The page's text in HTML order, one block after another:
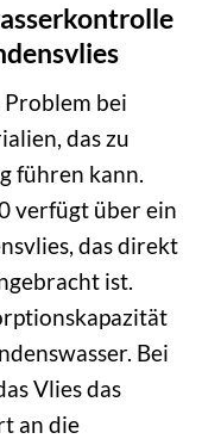
Problem bei
das zu
führen kann.
verfügt über ein
das direkt
ist.
Bei
Vlies das
an die